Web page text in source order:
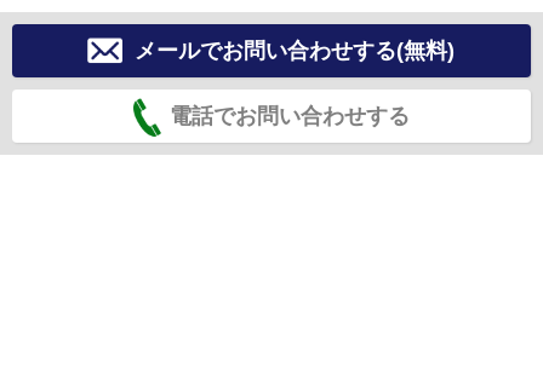
メールでお問い合わせする(無料)
電話でお問い合わせする